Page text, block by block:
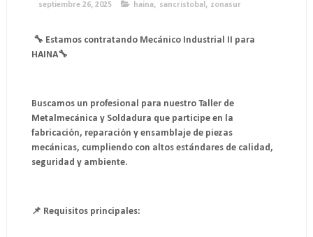
septiembre 26, 2025 haina, sancristobal, zonasur
🔧 Estamos contratando Mecánico Industrial II para
HAINA🔧
Buscamos un profesional para nuestro Taller de
Metalmecánica y Soldadura que participe en la
fabricación, reparación y ensamblaje de piezas
mecánicas, cumpliendo con altos estándares de calidad,
seguridad y ambiente.
📌 Requisitos principales: